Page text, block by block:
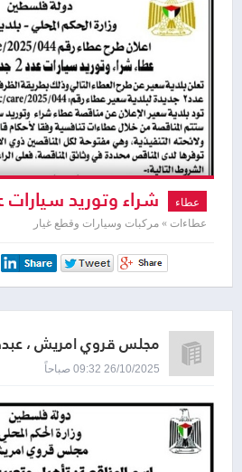
عطاء
لبلدية سعير
عطاءات » مركبات وسيارات وقطع غيار
مجلس قروي امريش ،
26/10/2025 09:32 صباحاً